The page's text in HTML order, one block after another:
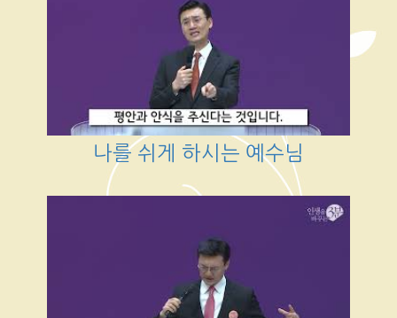
나를 쉬게 하시는 예수님